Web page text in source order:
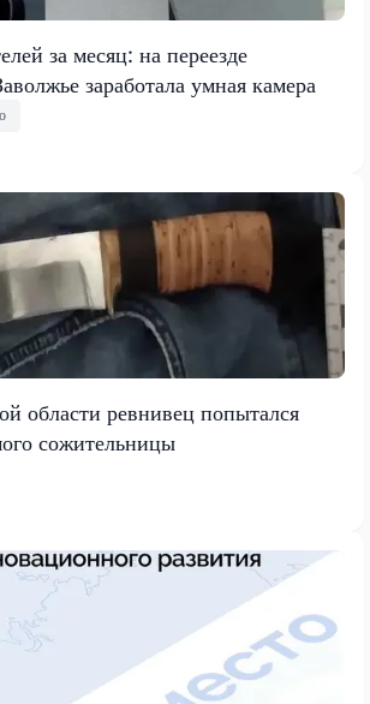
за месяц: на переезде
заработала умная камера
области ревнивец попытался
сожительницы